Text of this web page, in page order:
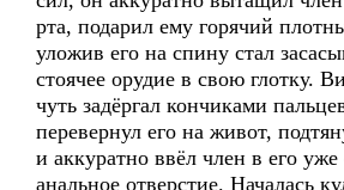
рта, подарил ему горячий
уложив его на спину стал
стоячее орудие в свою глотку.
чуть задёргал кончиками
перевернул его на живот,
и аккуратно ввёл член в его
анальное отверстие. Началась